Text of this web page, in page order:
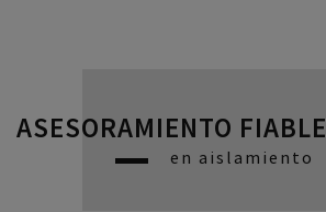
ASESORAMIENTO FIABLE
en aislamiento